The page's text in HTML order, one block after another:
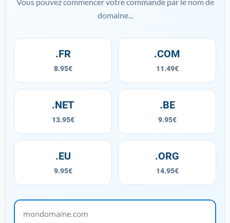
domaine...
.FR
8.95€
.COM
11.49€
.NET
13.95€
.BE
9.95€
.EU
9.95€
.ORG
14.95€
mondomaine.com